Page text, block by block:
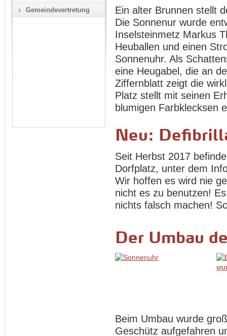
Ein alter Brunnen stellt
Die Sonnenur wurde
Inselsteinmetz Markus
Heuballen und einen
Sonnenuhr. Als
eine Heugabel, die an
Ziffernblatt zeigt die
Platz stellt mit seinen
blumigen Farbklecksen
Neu:
Seit Herbst 2017
Dorfplatz, unter dem
Wir hoffen es wird nie
nicht es zu benutzen!
nichts falsch machen!
Der Umbau
Beim Umbau wurde
Geschütz aufgefahren
Gemeindevertretung